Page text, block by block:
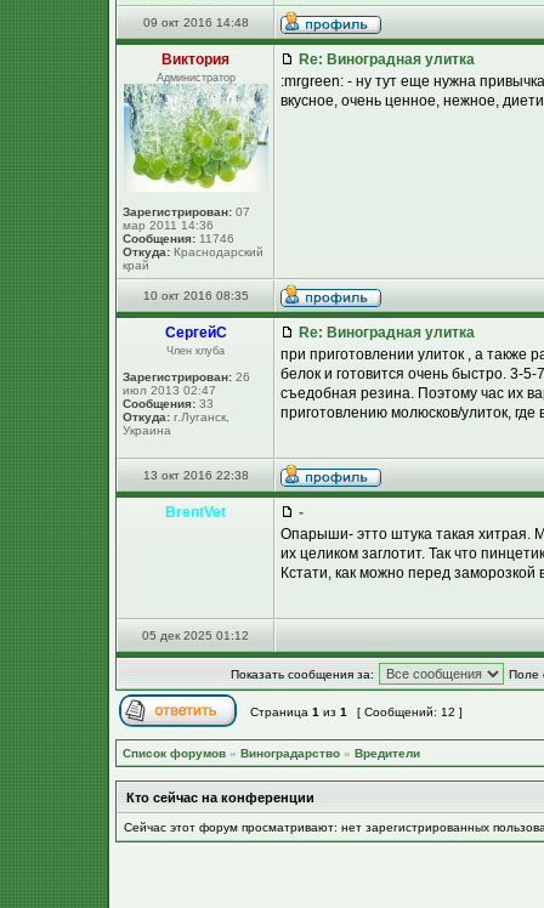
09 окт 2016 14:48
Виктория
Администратор
Зарегистрирован: 07
мар 2011 14:36
Сообщения: 11746
Откуда: Краснодарский
край
Re: Виноградная улитка
:mrgreen: - ну тут еще нужна
вкусное, очень ценное, нежное,
10 окт 2016 08:35
СергейC
Член клуба
Зарегистрирован: 26
июл 2013 02:47
Сообщения: 33
Откуда: г.Луганск,
Украина
Re: Виноградная улитка
при приготовлении улиток , а также
белок и готовится очень быстро. 3-
съедобная резина. Поэтому час их
приготовлению молюсков/улиток,
13 окт 2016 22:38
BrentVet
-
Опарыши- этто штука такая хитрая.
их целиком заглотит. Так что
Кстати, как можно перед
05 дек 2025 01:12
Показать сообщения за: Поле
Страница 1 из 1 [ Сообщений: 12 ]
Список форумов » Виноградарство » Вредители
Кто сейчас на конференции
Сейчас этот форум просматривают: нет зарегистрированных